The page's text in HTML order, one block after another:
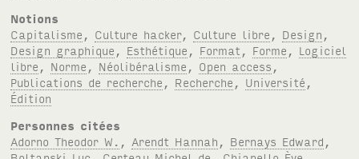
Notions
Capitalisme , Culture hacker, Culture libre , Design ,
Design graphique , Esthétique , Format , Forme , Logiciel
libre , Norme , Néolibéralisme , Open access ,
Publications de recherche , Recherche , Université ,
Édition
Personnes citées
Adorno Theodor W. , Arendt Hannah , Bernays Edward ,